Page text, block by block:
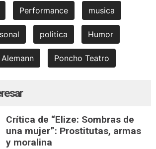
Performance musica
politica Humor
Poncho Teatro
Crítica de “Elize: Sombras de
una mujer”: Prostitutas, armas
y moralina